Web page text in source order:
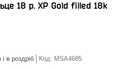
18 р. ХР Gold filled 18k
в роздріб Код: MSA4685